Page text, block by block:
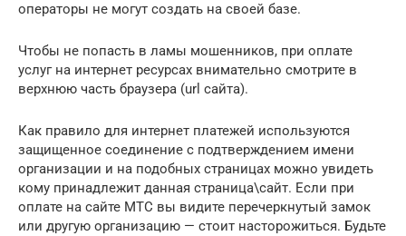
операторы не могут создать на своей базе.
Чтобы не попасть в ламы мошенников, при оплате
услуг на интернет ресурсах внимательно смотрите в
верхнюю часть браузера (url сайта).
Как правило для интернет платежей используются
защищенное соединение с подтверждением имени
организации и на подобных страницах можно увидеть
кому принадлежит данная страница\сайт. Если при
оплате на сайте МТС вы видите перечеркнутый замок
или другую организацию — стоит насторожиться. Будьте